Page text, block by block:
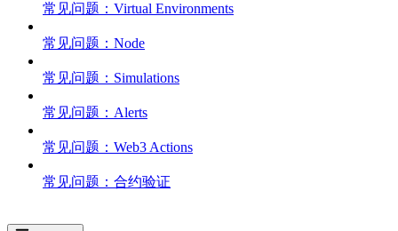
常见问题：Virtual Environments
常见问题：Node
常见问题：Simulations
常见问题：Alerts
常见问题：Web3 Actions
常见问题：合约验证